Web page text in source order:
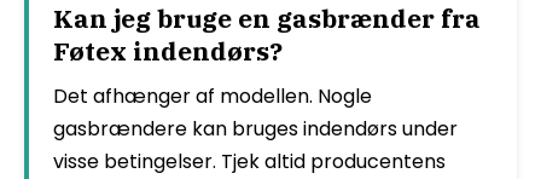
Kan jeg bruge en gasbrænder fra
Føtex indendørs?
Det afhænger af modellen. Nogle
gasbrændere kan bruges indendørs under
visse betingelser. Tjek altid producentens